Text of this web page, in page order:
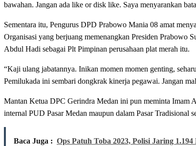
bawahan. Jangan ada like or disk like. Saya menyarankan
Sementara itu, Pengurus DPD Prabowo Mania 08 amat
Organisasi yang berjuang memenangkan Presiden Prabowo
Abdul Hadi sebagai Plt Pimpinan perusahaan plat merah itu.
“Kaji ulang jabatannya. Inikan momen momen genting,
Pemilukada ini sembari dongkrak kinerja pegawai. Jangan
Mantan Ketua DPC Gerindra Medan ini pun meminta Imam
internal PUD Pasar Medan maupun dalam Pasar Tradisional
Baca Juga : Ops Patuh Toba 2023, Polisi Jaring 1.194